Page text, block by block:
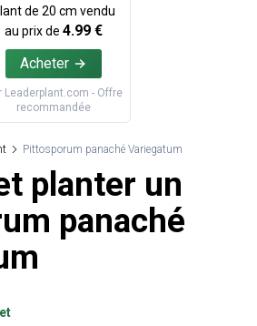
de 20 cm vendu
au prix de 4.99 €
Acheter
Leaderplant.com - Offre
recommandée
Pittosporum panaché Variegatum
planter un
panaché